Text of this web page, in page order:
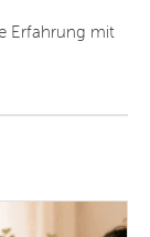
Erfahrung mit